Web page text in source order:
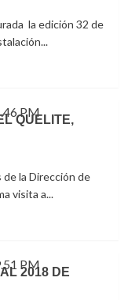
la edición 32 de
QUELITE,
de la Dirección de
visita a...
2018 DE